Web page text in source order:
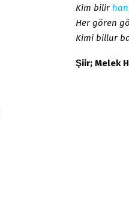
Kim bilir
Her gören
Kimi billur
Şiir; Melek